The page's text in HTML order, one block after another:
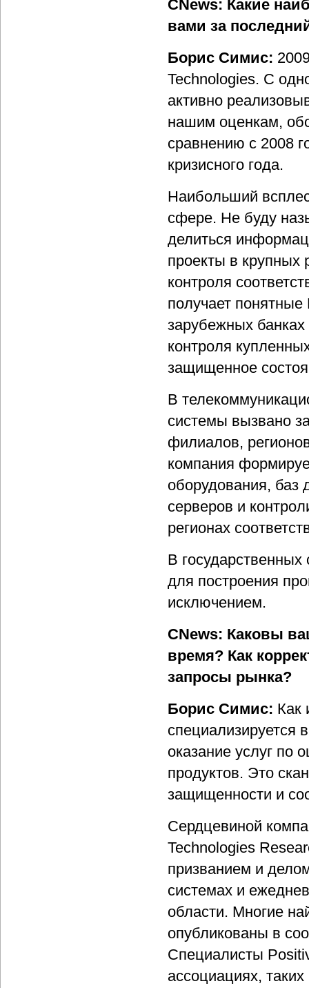
CNews: Какие
вами за
Борис Симис:
Technologies. С
активно
нашим оценкам,
сравнению с 2008
кризисного года.
Наибольший
сфере. Не буду
делиться
проекты в крупных
контроля
получает
зарубежных
контроля
защищенное
В
системы вызвано
филиалов,
компания
оборудования, баз
серверов и
регионах
В
для построения
исключением.
CNews: Каковы
время? Как
запросы рынка?
Борис Симис: Как
специализируется
оказание услуг по
продуктов. Это
защищенности и
Сердцевиной
Technologies
призванием и
системах и
области. Многие
опубликованы в
Специалисты
ассоциациях,